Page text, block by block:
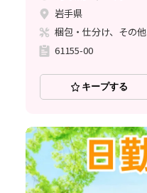
岩手県
梱包・仕分け、その他
61155-00
キープする